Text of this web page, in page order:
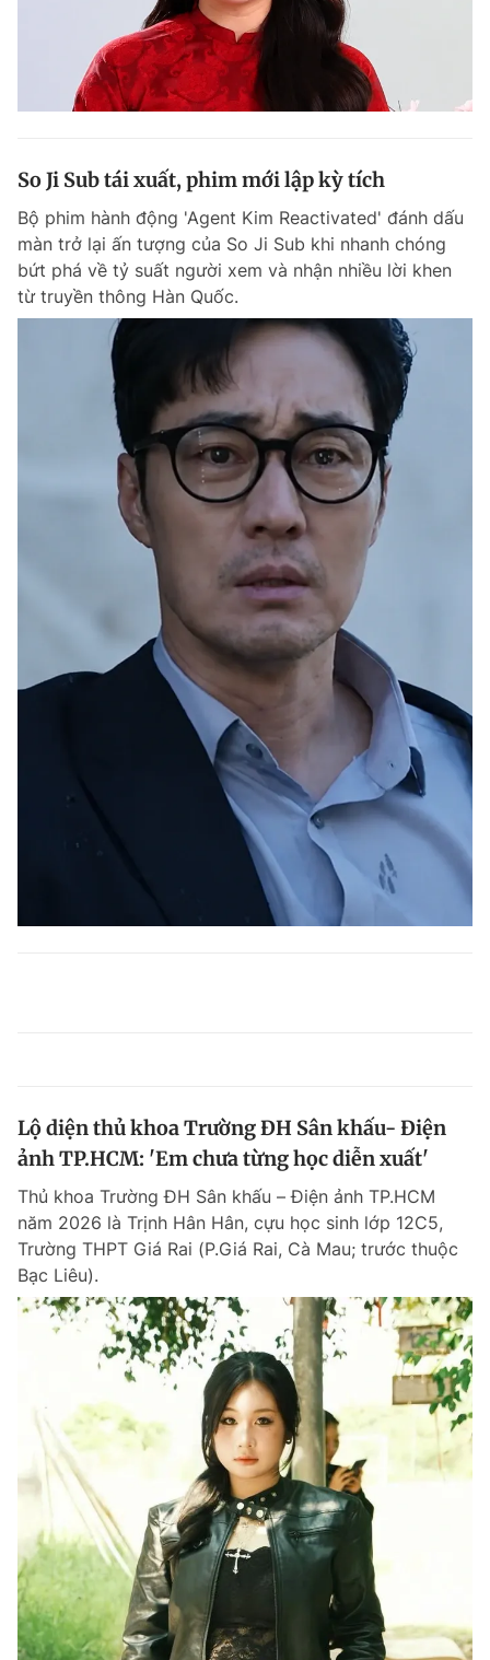
So Ji Sub tái xuất, phim mới lập kỳ tích
Bộ phim hành động 'Agent Kim Reactivated' đánh dấu
màn trở lại ấn tượng của So Ji Sub khi nhanh chóng
bứt phá về tỷ suất người xem và nhận nhiều lời khen
từ truyền thông Hàn Quốc.
Lộ diện thủ khoa Trường ĐH Sân khấu- Điện
ảnh TP.HCM: 'Em chưa từng học diễn xuất'
Thủ khoa Trường ĐH Sân khấu – Điện ảnh TP.HCM
năm 2026 là Trịnh Hân Hân, cựu học sinh lớp 12C5,
Trường THPT Giá Rai (P.Giá Rai, Cà Mau; trước thuộc
Bạc Liêu).